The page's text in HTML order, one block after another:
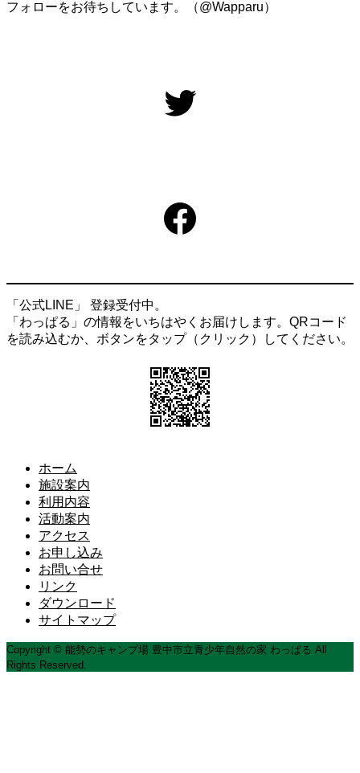
フォローをお待ちしています。（@Wapparu）
Twitter
Facebook
「公式LINE」 登録受付中。
「わっぱる」の情報をいちはやくお届けします。QRコード
を読み込むか、ボタンをタップ（クリック）してください。
ホーム
施設案内
利用内容
活動案内
アクセス
お申し込み
お問い合せ
リンク
ダウンロード
サイトマップ
Copyright © 能勢のキャンプ場 豊中市立青少年自然の家 わっぱる All
Rights Reserved.